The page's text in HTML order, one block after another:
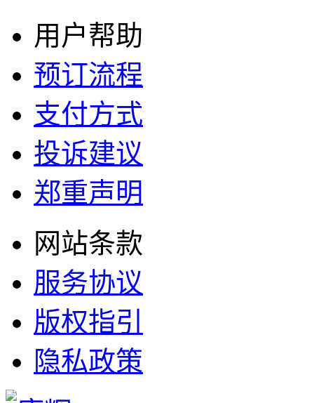
用户帮助
预订流程
支付方式
投诉建议
郑重声明
网站条款
服务协议
版权指引
隐私政策